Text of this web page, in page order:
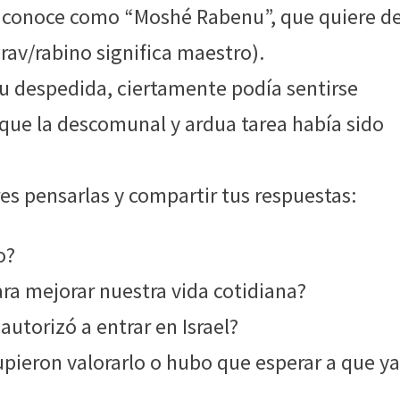
como “Moshé Rabenu”, que quiere
rabino significa maestro).
despedida, ciertamente podía sentirse
la descomunal y ardua tarea había sido
pensarlas y compartir tus respuestas:
mejorar nuestra vida cotidiana?
a entrar en Israel?
valorarlo o hubo que esperar a que